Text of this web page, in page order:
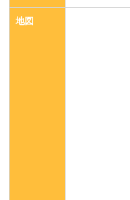
地図